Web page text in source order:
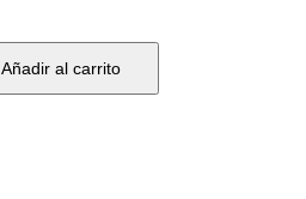
Añadir al carrito